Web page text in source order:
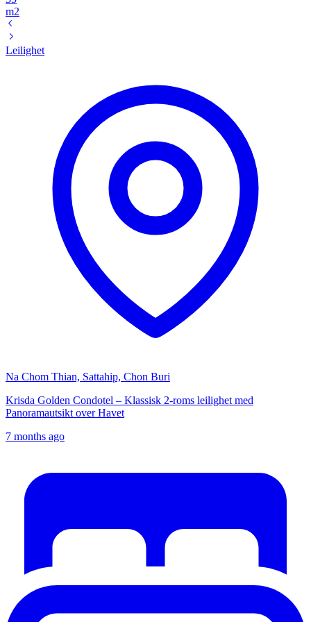
m2
Leilighet
Na Chom Thian, Sattahip, Chon Buri
Krisda Golden Condotel – Klassisk 2-roms leilighet med
Panoramautsikt over Havet
7 months ago